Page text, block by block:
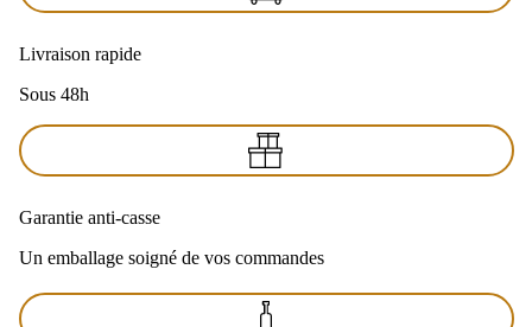
Livraison rapide
Sous 48h
Garantie anti-casse
Un emballage soigné de vos commandes